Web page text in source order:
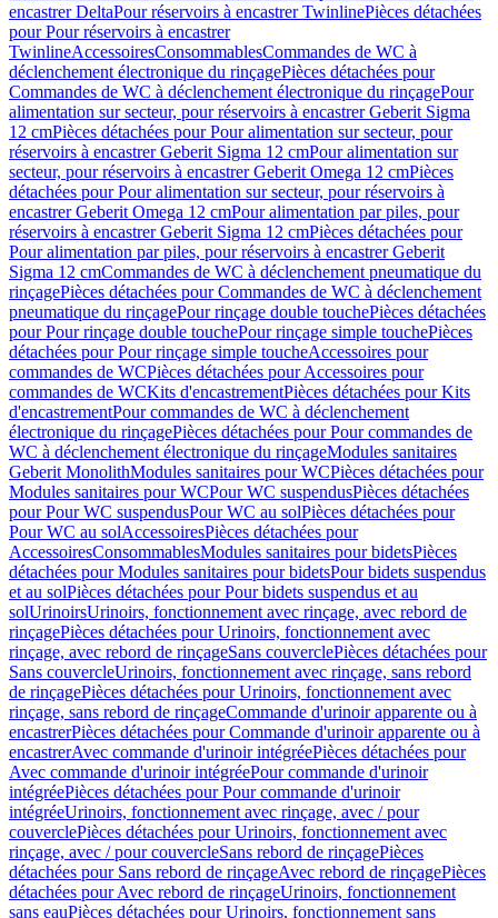
encastrer DeltaPour réservoirs à encastrer TwinlinePièces détachées
pour Pour réservoirs à encastrer
TwinlineAccessoiresConsommablesCommandes de WC à
déclenchement électronique du rinçagePièces détachées pour
Commandes de WC à déclenchement électronique du rinçagePour
alimentation sur secteur, pour réservoirs à encastrer Geberit Sigma
12 cmPièces détachées pour Pour alimentation sur secteur, pour
réservoirs à encastrer Geberit Sigma 12 cmPour alimentation sur
secteur, pour réservoirs à encastrer Geberit Omega 12 cmPièces
détachées pour Pour alimentation sur secteur, pour réservoirs à
encastrer Geberit Omega 12 cmPour alimentation par piles, pour
réservoirs à encastrer Geberit Sigma 12 cmPièces détachées pour
Pour alimentation par piles, pour réservoirs à encastrer Geberit
Sigma 12 cmCommandes de WC à déclenchement pneumatique du
rinçagePièces détachées pour Commandes de WC à déclenchement
pneumatique du rinçagePour rinçage double touchePièces détachées
pour Pour rinçage double touchePour rinçage simple touchePièces
détachées pour Pour rinçage simple toucheAccessoires pour
commandes de WCPièces détachées pour Accessoires pour
commandes de WCKits d'encastrementPièces détachées pour Kits
d'encastrementPour commandes de WC à déclenchement
électronique du rinçagePièces détachées pour Pour commandes de
WC à déclenchement électronique du rinçageModules sanitaires
Geberit MonolithModules sanitaires pour WCPièces détachées pour
Modules sanitaires pour WCPour WC suspendusPièces détachées
pour Pour WC suspendusPour WC au solPièces détachées pour
Pour WC au solAccessoiresPièces détachées pour
AccessoiresConsommablesModules sanitaires pour bidetsPièces
détachées pour Modules sanitaires pour bidetsPour bidets suspendus
et au solPièces détachées pour Pour bidets suspendus et au
solUrinoirsUrinoirs, fonctionnement avec rinçage, avec rebord de
rinçagePièces détachées pour Urinoirs, fonctionnement avec
rinçage, avec rebord de rinçageSans couverclePièces détachées pour
Sans couvercleUrinoirs, fonctionnement avec rinçage, sans rebord
de rinçagePièces détachées pour Urinoirs, fonctionnement avec
rinçage, sans rebord de rinçageCommande d'urinoir apparente ou à
encastrerPièces détachées pour Commande d'urinoir apparente ou à
encastrerAvec commande d'urinoir intégréePièces détachées pour
Avec commande d'urinoir intégréePour commande d'urinoir
intégréePièces détachées pour Pour commande d'urinoir
intégréeUrinoirs, fonctionnement avec rinçage, avec / pour
couverclePièces détachées pour Urinoirs, fonctionnement avec
rinçage, avec / pour couvercleSans rebord de rinçagePièces
détachées pour Sans rebord de rinçageAvec rebord de rinçagePièces
détachées pour Avec rebord de rinçageUrinoirs, fonctionnement
sans eauPièces détachées pour Urinoirs, fonctionnement sans